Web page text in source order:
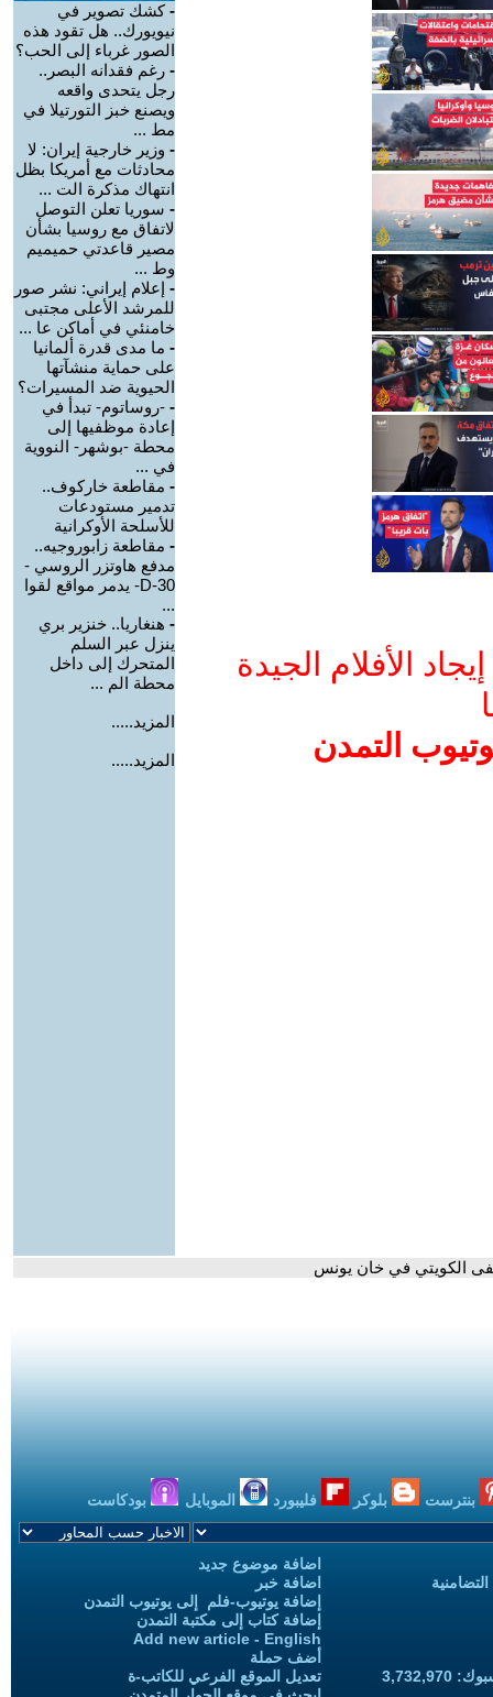
الأفلام الجيدة
التمدن
-كشك تصوير في
نيويورك.. هل تقود هذه
الصور غرباء إلى الحب؟
- رغم فقدانه البصر..
رجل يتحدى واقعه
ويصنع خبز التورتيلا في
مط ...
- وزير خارجية إيران: لا
محادثات مع أمريكا بظل
انتهاك مذكرة الت ...
- سوريا تعلن التوصل
لاتفاق مع روسيا بشأن
مصير قاعدتي حميميم
وط ...
- إعلام إيراني: نشر صور
للمرشد الأعلى مجتبى
خامنئي في أماكن عا ...
- ما مدى قدرة ألمانيا
على حماية منشآتها
الحيوية ضد المسيرات؟
- -روساتوم- تبدأ في
إعادة موظفيها إلى
محطة -بوشهر- النووية
في ...
- مقاطعة خاركوف..
تدمير مستودعات
للأسلحة الأوكرانية
- مقاطعة زابوروجيه..
مدفع هاوتزر الروسي -
D-30- يدمر مواقع لقوا
...
- هنغاريا.. خنزير بري
ينزل عبر السلم
المتحرك إلى داخل
محطة الم ...
المزيد.....
المزيد.....
الكويتي في خان يونس
بنترست بلوكر فليبورد الموبايل بودكاست
اضافة موضوع جديد
اضافة خبر
إضافة يوتيوب-فلم إلى يوتيوب التمدن
إضافة كتاب إلى مكتبة التمدن
Add new article - English
أضف حملة
تعديل الموقع الفرعي للكاتب-ة